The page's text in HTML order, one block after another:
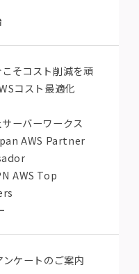
そコスト削減を頑
コスト最適化
ーバーワークス
AWS Partner
AWS Top
ケートのご案内